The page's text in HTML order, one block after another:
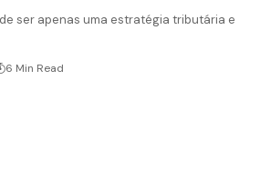
ser apenas uma estratégia tributária e
6 Min Read